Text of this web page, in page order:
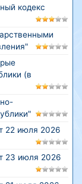
кодекс
(в
22 июля 2026
23 июля 2026